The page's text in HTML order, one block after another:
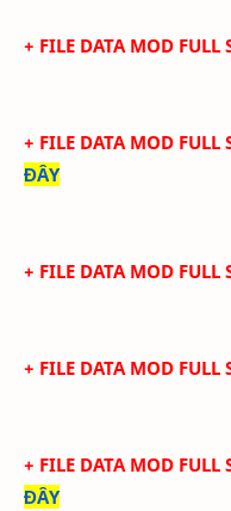
+ FILE DATA MOD FULL
+ FILE DATA MOD FULL
ĐÂY
+ FILE DATA MOD
+ FILE DATA MOD FULL
+ FILE DATA MOD FULL
ĐÂY